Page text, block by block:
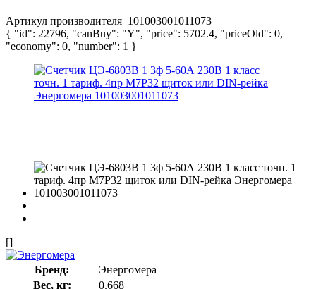
Артикул производителя 101003001011073
{ "id": 22796, "canBuy": "Y", "price": 5702.4, "priceOld": 0,
"economy": 0, "number": 1 }
[]
Бренд:
Энергомера
Вес, кг:
0.668